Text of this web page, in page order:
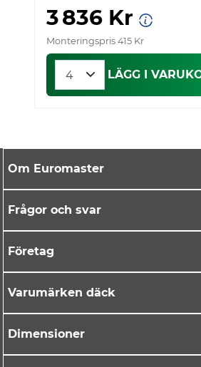
3 836 Kr
Monteringspris 415 Kr
LÄGG I
Om Euromaster
Frågor och svar
Företag
Varumärken däck
Dimensioner